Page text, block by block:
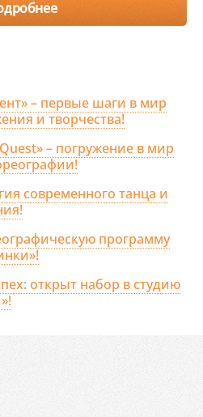
– первые шаги в мир
и творчества!
– погружение в мир
современного танца и
программу
открыт набор в студию